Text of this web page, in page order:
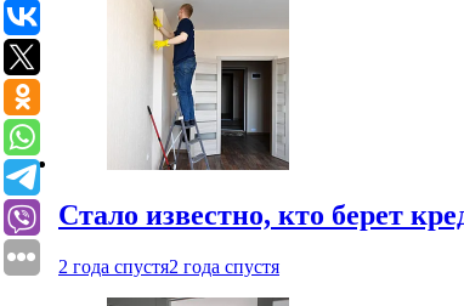
Стало известно, кто берет
2 года спустя2 года спустя